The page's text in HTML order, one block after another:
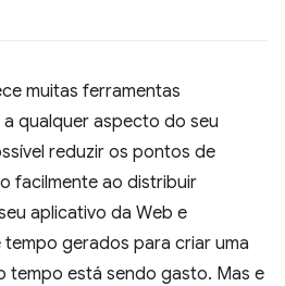
muitas ferramentas
qualquer aspecto do seu
reduzir os pontos de
facilmente ao distribuir
aplicativo da Web e
gerados para criar uma
tempo está sendo gasto. Mas e